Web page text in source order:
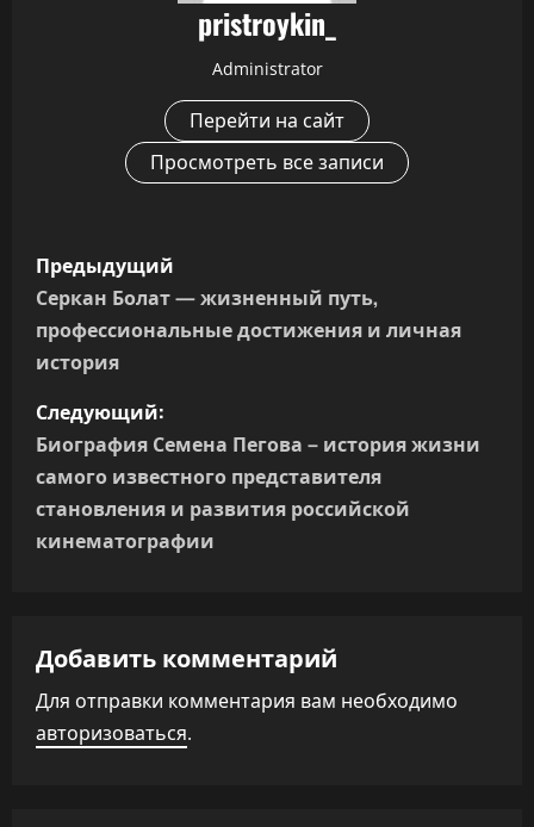
pristroykin_
Administrator
Перейти на сайт
Просмотреть все записи
Н
а
в
и
г
а
ц
я
п
о
Предыдущий
Серкан Болат — жизненный путь,
профессиональные достижения и личная
история
Следующий:
Биография Семена Пегова – история жизни
самого известного представителя
становления и развития российской
кинематографии
Добавить комментарий
Для отправки комментария вам необходимо
авторизоваться.